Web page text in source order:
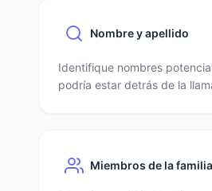
Nombre y apellido
Identifique nombres
podría estar detrás de la
Miembros de la familia